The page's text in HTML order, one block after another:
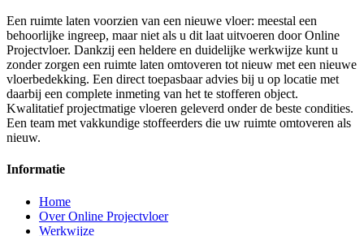
Een ruimte laten voorzien van een nieuwe vloer: meestal een
behoorlijke ingreep, maar niet als u dit laat uitvoeren door Online
Projectvloer. Dankzij een heldere en duidelijke werkwijze kunt u
zonder zorgen een ruimte laten omtoveren tot nieuw met een nieuwe
vloerbedekking. Een direct toepasbaar advies bij u op locatie met
daarbij een complete inmeting van het te stofferen object.
Kwalitatief projectmatige vloeren geleverd onder de beste condities.
Een team met vakkundige stoffeerders die uw ruimte omtoveren als
nieuw.
Informatie
Home
Over Online Projectvloer
Werkwijze